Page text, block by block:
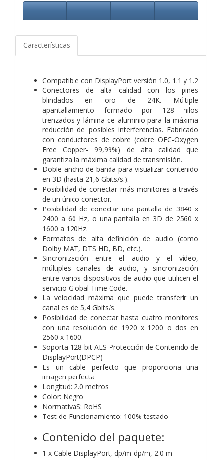
Características
Compatible con DisplayPort versión 1.0, 1.1 y 1.2
Conectores de alta calidad con los pines
blindados en oro de 24K. Múltiple
apantallamiento formado por 128 hilos
trenzados y lámina de aluminio para la máxima
reducción de posibles interferencias. Fabricado
con conductores de cobre (cobre OFC-Oxygen
Free Copper- 99,99%) de alta calidad que
garantiza la máxima calidad de transmisión.
Doble ancho de banda para visualizar contenido
en 3D (hasta 21,6 Gbits/s.).
Posibilidad de conectar más monitores a través
de un único conector.
Posibilidad de conectar una pantalla de 3840 x
2400 a 60 Hz, o una pantalla en 3D de 2560 x
1600 a 120Hz.
Formatos de alta definición de audio (como
Dolby MAT, DTS HD, BD, etc.).
Sincronización entre el audio y el vídeo,
múltiples canales de audio, y sincronización
entre varios dispositivos de audio que utilicen el
servicio Global Time Code.
La velocidad máxima que puede transferir un
canal es de 5,4 Gbits/s.
Posibilidad de conectar hasta cuatro monitores
con una resolución de 1920 x 1200 o dos en
2560 x 1600.
Soporta 128-bit AES Protección de Contenido de
DisplayPort(DPCP)
Es un cable perfecto que proporciona una
imagen perfecta
Longitud: 2.0 metros
Color: Negro
NormativaS: RoHS
Test de Funcionamiento: 100% testado
Contenido del paquete:
1 x Cable DisplayPort, dp/m-dp/m, 2.0 m